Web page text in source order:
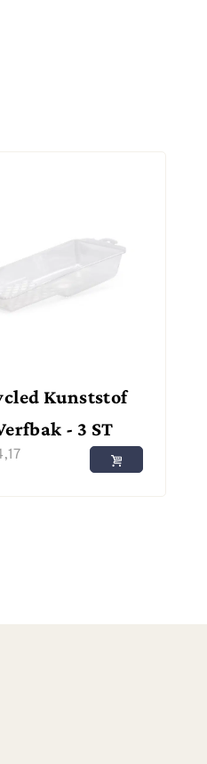
Kunststof
- 3 ST